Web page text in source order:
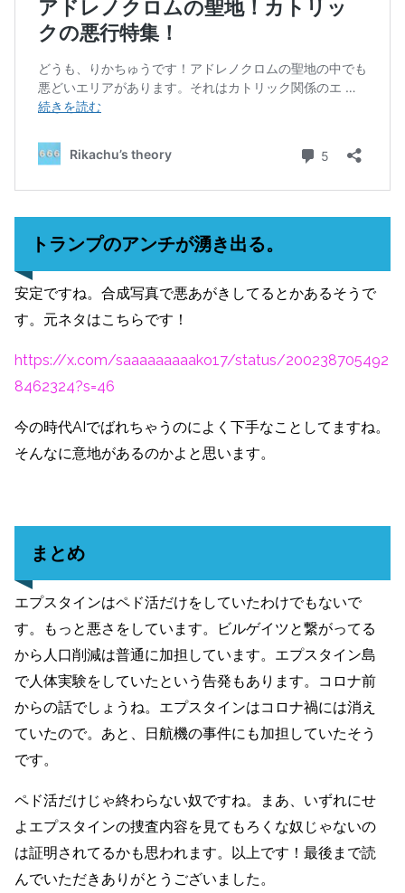
トランプのアンチが湧き出る。
安定ですね。合成写真で悪あがきしてるとかあるそうで
す。元ネタはこちらです！
https://x.com/saaaaaaaaako17/status/200238705492
8462324?s=46
今の時代AIでばれちゃうのによく下手なことしてますね。
そんなに意地があるのかよと思います。
まとめ
エプスタインはペド活だけをしていたわけでもないで
す。もっと悪さをしています。ビルゲイツと繋がってる
から人口削減は普通に加担しています。エプスタイン島
で人体実験をしていたという告発もあります。コロナ前
からの話でしょうね。エプスタインはコロナ禍には消え
ていたので。あと、日航機の事件にも加担していたそう
です。
ペド活だけじゃ終わらない奴ですね。まあ、いずれにせ
よエプスタインの捜査内容を見てもろくな奴じゃないの
は証明されてるかも思われます。以上です！最後まで読
んでいただきありがとうございました。